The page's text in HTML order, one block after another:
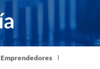
Emprendedores